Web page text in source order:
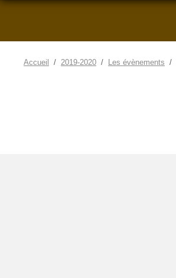
Accueil 2019-2020 Les évènements